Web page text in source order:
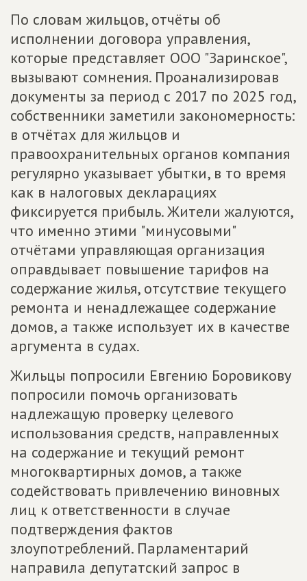
По словам жильцов, отчёты об
исполнении договора управления,
которые представляет ООО "Заринское",
вызывают сомнения. Проанализировав
документы за период с 2017 по 2025 год,
собственники заметили закономерность:
в отчётах для жильцов и
правоохранительных органов компания
регулярно указывает убытки, в то время
как в налоговых декларациях
фиксируется прибыль. Жители жалуются,
что именно этими "минусовыми"
отчётами управляющая организация
оправдывает повышение тарифов на
содержание жилья, отсутствие текущего
ремонта и ненадлежащее содержание
домов, а также использует их в качестве
аргумента в судах.
Жильцы попросили Евгению Боровикову
попросили помочь организовать
надлежащую проверку целевого
использования средств, направленных
на содержание и текущий ремонт
многоквартирных домов, а также
содействовать привлечению виновных
лиц к ответственности в случае
подтверждения фактов
злоупотреблений. Парламентарий
направила депутатский запрос в